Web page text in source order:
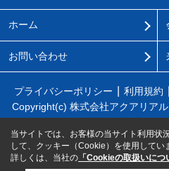
ホーム
お問い合わせ
プライバシーポリシー 利用規約
Copyright(c) 株式会社アクアリア
当サイトでは、お客様の当サイト利用状
して、クッキー（Cookie）を使用してい
詳しくは、当社の 「Cookieの取扱いにつ